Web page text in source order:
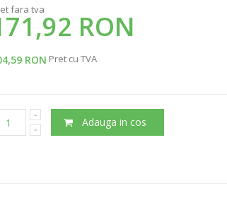
fara tva RON
RON Pret cu TVA
Adauga in cos